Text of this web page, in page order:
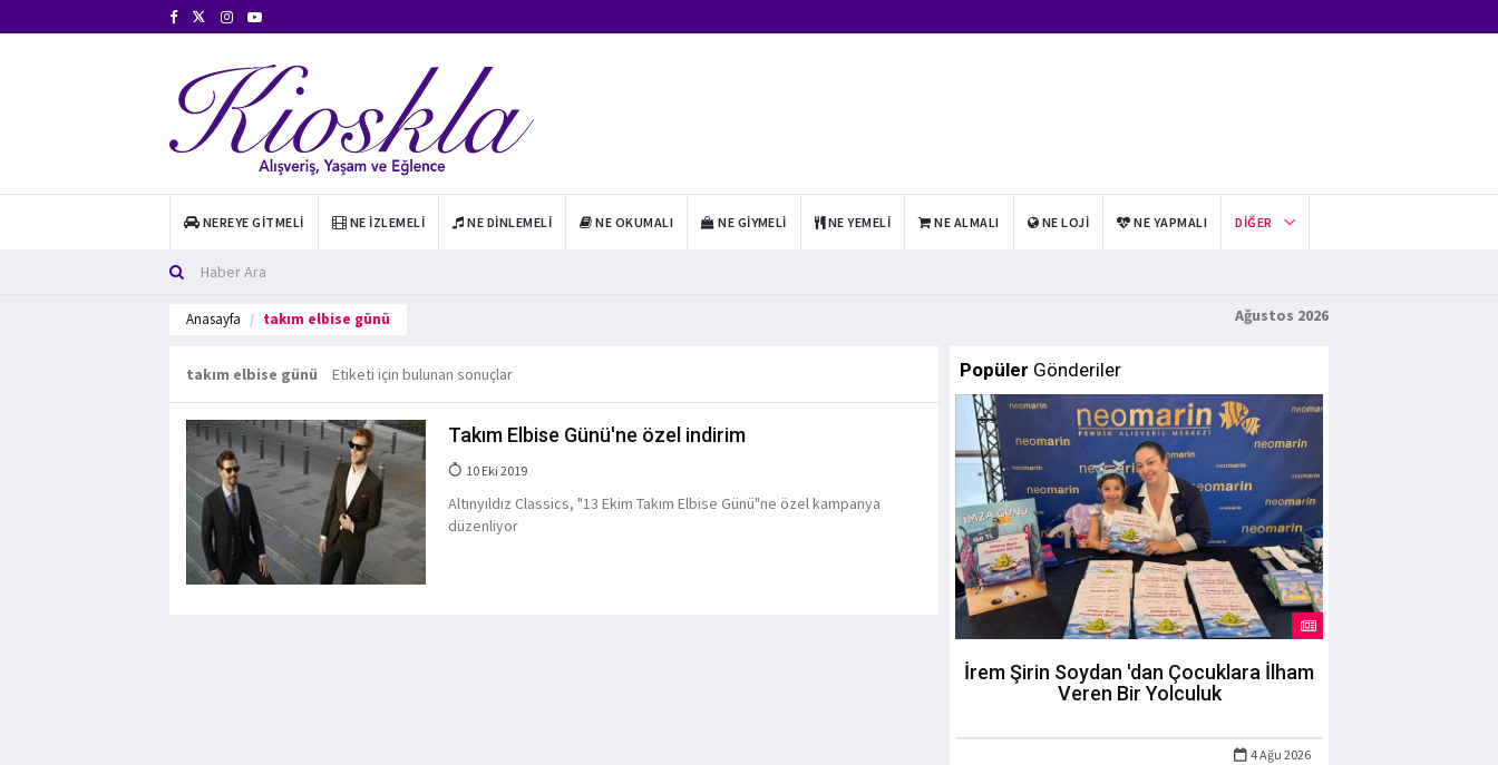
NEREYE GITMELI NE İZLEMELI NE DINLEMELI NE OKUMALI NE GIYMELI NE YEMELI NE ALMALI NE LOJI NE YAPMALI DIĞER
Anasayfa takım elbise günü Ağustos 2026
takım elbise günü Etiketi için bulunan sonuçlar
Takım Elbise Günü'ne özel indirim
10 Eki 2019
Altınyıldız Classics, "13 Ekim Takım Elbise Günü"ne özel kampanya
düzenliyor
Popüler Gönderiler
İrem Şirin Soydan 'dan Çocuklara İlham
Veren Bir Yolculuk
4 Ağu 2026